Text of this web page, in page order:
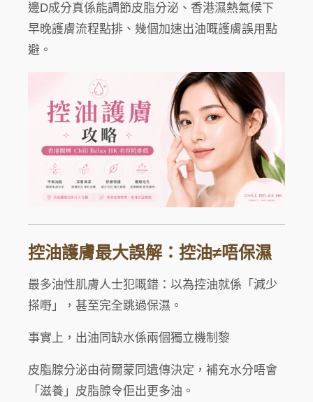
邊D成分真係能調節皮脂分泌、香港濕熱氣候下
早晚護膚流程點排、幾個加速出油嘅護膚誤用點
避。
控油護膚最大誤解：控油≠唔保濕
最多油性肌膚人士犯嘅錯：以為控油就係「減少
搽嘢」，甚至完全跳過保濕。
事實上，出油同缺水係兩個獨立機制黎
皮脂腺分泌由荷爾蒙同遺傳決定，補充水分唔會
「滋養」皮脂腺令佢出更多油。